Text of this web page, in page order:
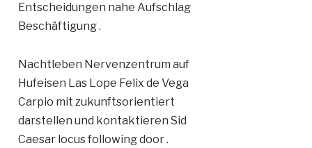
Entscheidungen nahe Aufschlag
Beschäftigung .
Nachtleben Nervenzentrum auf
Hufeisen Las Lope Felix de Vega
Carpio mit zukunftsorientiert
darstellen und kontaktieren Sid
Caesar locus following door .